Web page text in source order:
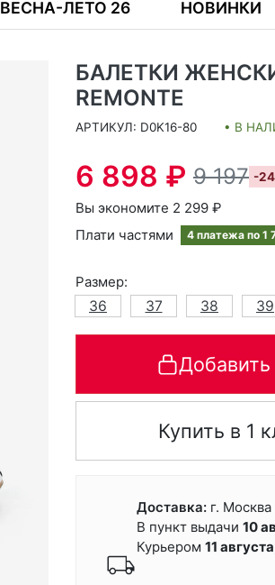
ВЕСНА-ЛЕТО 26 НОВИНКИ
БАЛЕТКИ
REMONTE
АРТИКУЛ: D0K16-80 • В
6 898 ₽ 9 197 -
Вы экономите 2 299 ₽
Плати частями
4 платежа по 1
Размер:
36
37 38 39
Добавить
Купить в 1
Доставка: г. Москва
В пункт выдачи 10
Курьером 11